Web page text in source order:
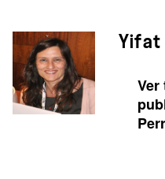
Yifat
Ver